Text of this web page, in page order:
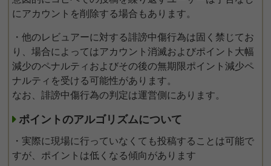
にアカウントを削除する場合もあります。
・他のレビュアーに対する誹謗中傷行為は固く禁じてお
り、場合によってはアカウント消滅およびポイント大幅
減少のペナルティおよびその後の無期限ポイント減少ペ
ナルティを受ける可能性があります。
なお、誹謗中傷行為の判定は運営側にあります。
ポイントのアルゴリズムについて
・実際に現場に行っていなくても投稿することは可能で
すが、ポイントは低くなる傾向があります